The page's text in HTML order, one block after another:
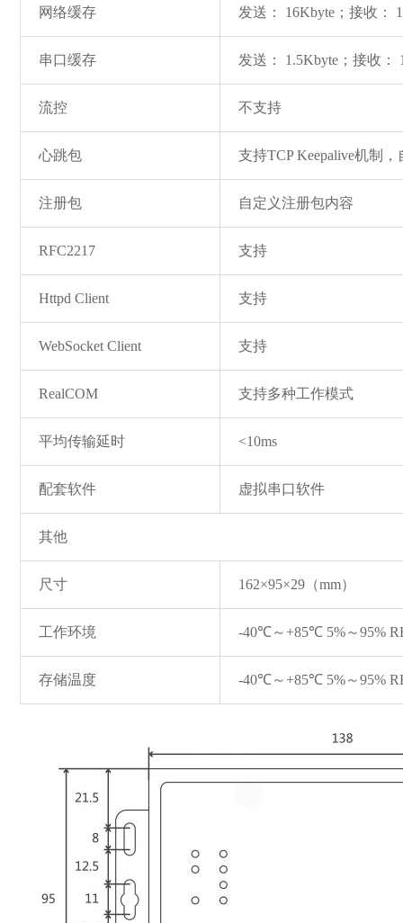
网络缓存 发送： 16Kbyte；接收：
串口缓存 发送： 1.5Kbyte；接收：
流控 不支持
心跳包 支持TCP Keepalive机制
注册包 自定义注册包内容
RFC2217 支持
Httpd Client 支持
WebSocket Client 支持
RealCOM 支持多种工作模式
平均传输延时 <10ms
配套软件 虚拟串口软件
其他
尺寸 162×95×29（mm）
工作环境 -40℃～+85℃ 5%～95%
存储温度 -40℃～+85℃ 5%～95%